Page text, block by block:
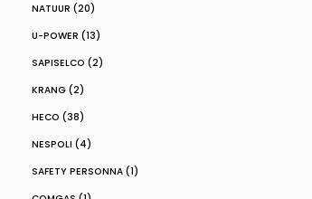
NATUUR (20)
U-POWER (13)
SAPISELCO (2)
KRANG (2)
HECO (38)
NESPOLI (4)
SAFETY PERSONNA (1)